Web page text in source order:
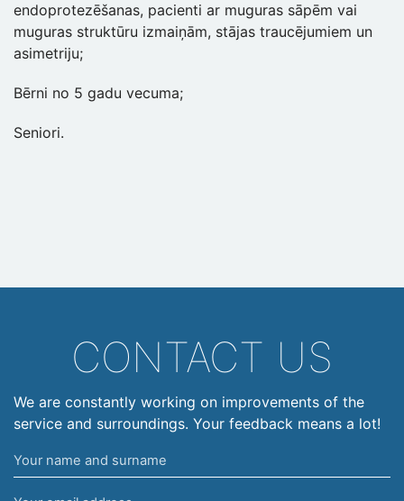
endoprotezēšanas, pacienti ar muguras sāpēm vai
muguras struktūru izmaiņām, stājas traucējumiem un
asimetriju;
Bērni no 5 gadu vecuma;
Seniori.
CONTACT US
We are constantly working on improvements of the
service and surroundings. Your feedback means a lot!
Your
name